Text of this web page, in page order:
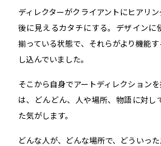
ディレクターがクライアントにヒアリ
後に見えるカタチにする。デザインに
揃っている状態で、それらがより機能
し込んでいました。
そこから自身でアートディレクション
は、どんどん、人や場所、物語に対し
た気がします。
どんな人が、どんな場所で、どういった